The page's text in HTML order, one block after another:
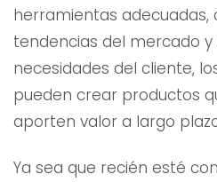
herramientas
tendencias del mercado
necesidades del cliente,
pueden crear productos
aporten valor a largo
Ya sea que recién esté